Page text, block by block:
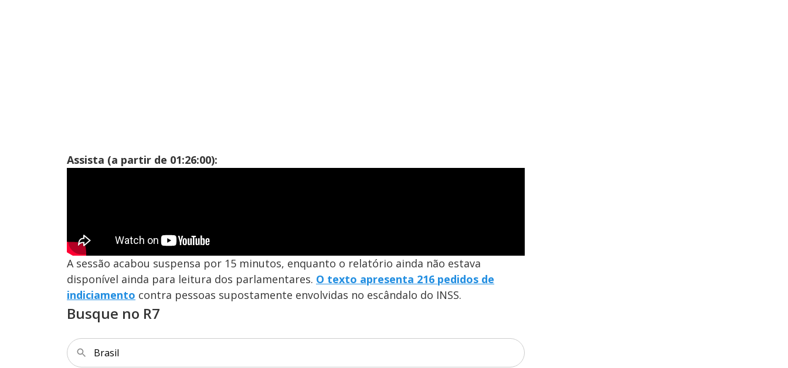
d
o
Assista (a partir de 01:26:00):
A sessão acabou suspensa por 15 minutos, enquanto o relatório ainda não estava
disponível ainda para leitura dos parlamentares. O texto apresenta 216 pedidos de
indiciamento contra pessoas supostamente envolvidas no escândalo do INSS.
Busque no R7
Brasil